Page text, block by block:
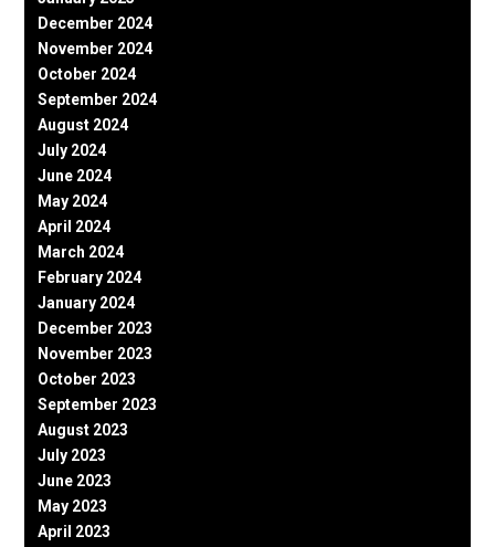
December 2024
November 2024
October 2024
September 2024
August 2024
July 2024
June 2024
May 2024
April 2024
March 2024
February 2024
January 2024
December 2023
November 2023
October 2023
September 2023
August 2023
July 2023
June 2023
May 2023
April 2023